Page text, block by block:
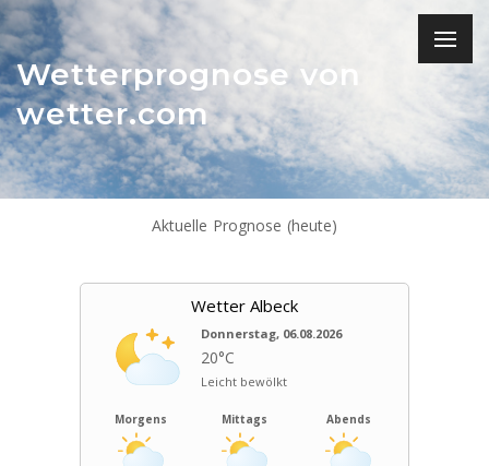
Wetterprognose von
wetter.com
Aktuelle Prognose (heute)
Wetter Albeck
Donnerstag, 06.08.2026
20°C
Leicht bewölkt
Morgens Mittags Abends